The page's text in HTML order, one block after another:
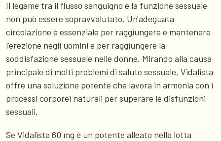
Il legame tra il flusso sanguigno e la funzione sessuale
non può essere sopravvalutato. Un'adeguata
circolazione è essenziale per raggiungere e mantenere
l'erezione negli uomini e per raggiungere la
soddisfazione sessuale nelle donne. Mirando alla causa
principale di molti problemi di salute sessuale, Vidalista
offre una soluzione potente che lavora in armonia con i
processi corporei naturali per superare le disfunzioni
sessuali.
Se Vidalista 60 mg è un potente alleato nella lotta